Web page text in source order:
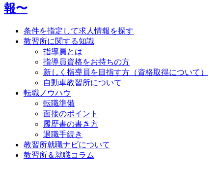
報〜
条件を指定して求人情報を探す
教習所に関する知識
指導員とは
指導員資格をお持ちの方
新しく指導員を目指す方（資格取得について）
自動車教習所について
転職ノウハウ
転職準備
面接のポイント
履歴書の書き方
退職手続き
教習所就職ナビについて
教習所＆就職コラム